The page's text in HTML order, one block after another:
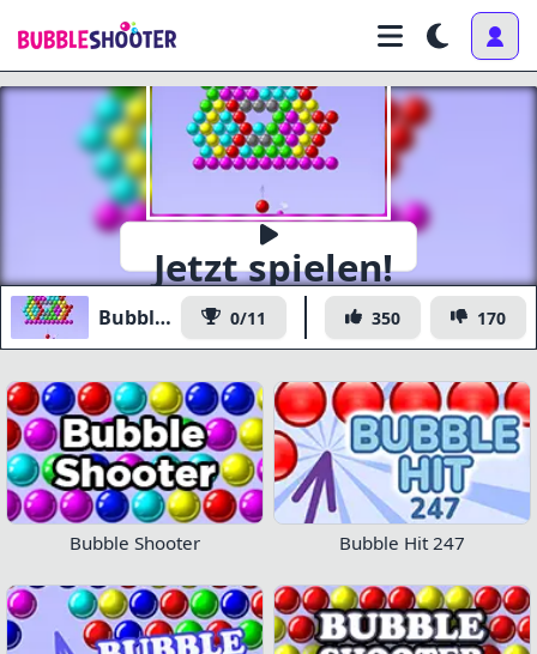
Jetzt spielen!
Bubble Level Classic 0/11 350 170
Bubble Shooter Bubble Hit 247